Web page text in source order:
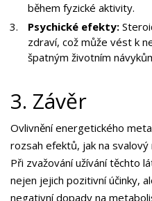
během fyzické aktivity.
Psychické efekty:
zdraví, což může vést k
špatným životním
3. Závěr
Ovlivnění energetického
rozsah efektů, jak na
Při zvažování užívání těchto
nejen jejich pozitivní účinky,
negativní dopady na